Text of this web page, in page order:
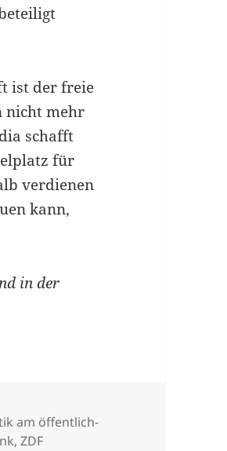
ist der freie
nicht mehr
schafft
für
verdienen
kann,
in der
am öffentlich-
,ZDF